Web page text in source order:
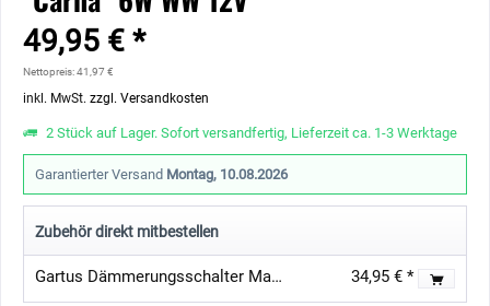
49,95 € *
Nettopreis: 41,97 €
inkl. MwSt. zzgl. Versandkosten
2 Stück auf Lager. Sofort versandfertig, Lieferzeit ca. 1-3 Werktage
Garantierter Versand Montag, 10.08.2026
Zubehör direkt mitbestellen
Gartus Dämmerungsschalter Max 54W für 12V Gartenbeleuchtung 34,95 € *